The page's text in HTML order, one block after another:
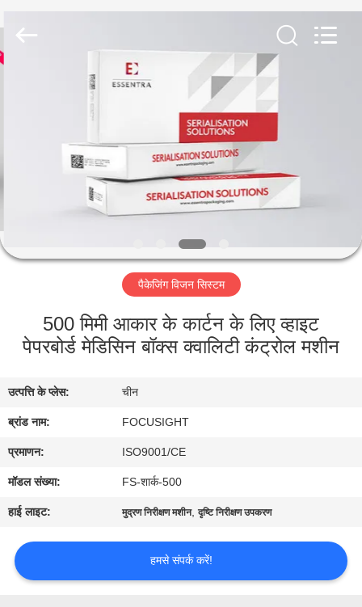
में
भ्रमण
नियंत्रण
संपर्क
करें
एक
Co.,Ltd.
Rights
Reserved.
पैकेजिंग विजन सिस्टम
500 मिमी आकार के कार्टन के लिए व्हाइट
पेपरबोर्ड मेडिसिन बॉक्स क्वालिटी कंट्रोल मशीन
उत्पत्ति के प्लेस: चीन
ब्रांड नाम: FOCUSIGHT
प्रमाणन: ISO9001/CE
मॉडल संख्या: FS-शार्क-500
हाई लाइट: मुद्रण निरीक्षण मशीन,दृष्टि निरीक्षण उपकरण
हमसे संपर्क करें!